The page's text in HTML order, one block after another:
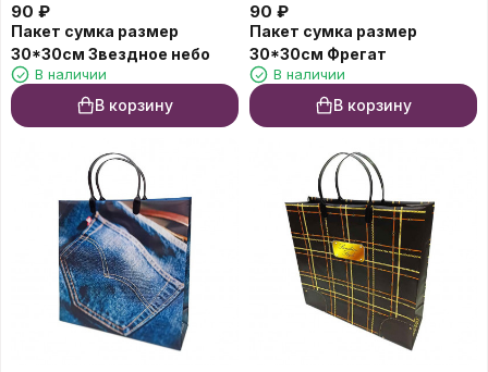
90 ₽
Пакет сумка размер
30*30см Звездное небо
В наличии
В корзину
90 ₽
Пакет сумка размер
30*30см Фрегат
В наличии
В корзину